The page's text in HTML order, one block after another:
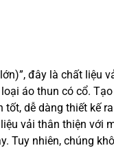
đây là chất liệu
áo thun có cổ.
dễ dàng thiết kế
vải thân thiện với
Tuy nhiên, chúng